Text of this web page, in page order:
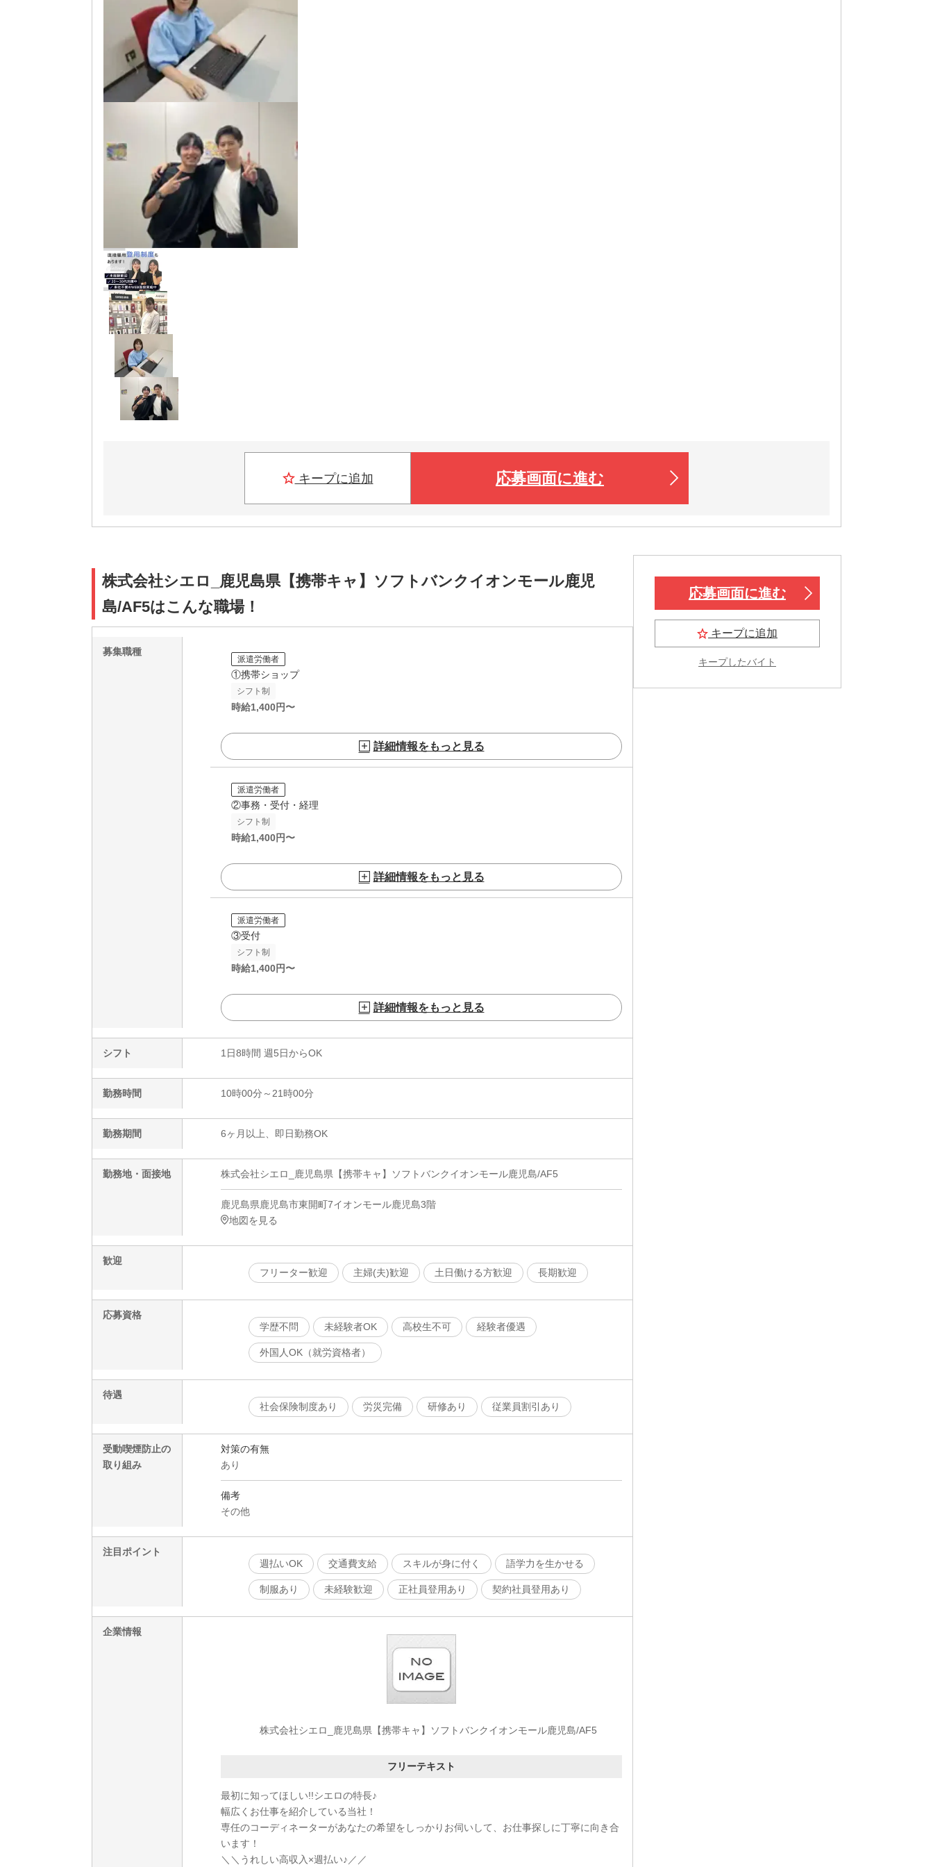
キープに追加 応募画面に進む
株式会社シエロ_鹿児島県【携帯キャ】ソフトバンクイオンモール鹿児
島/AF5はこんな職場！
募集職種
派遣労働者
①携帯ショップ
シフト制
時給1,400円〜
詳細情報をもっと見る
派遣労働者
②事務・受付・経理
シフト制
時給1,400円〜
詳細情報をもっと見る
派遣労働者
③受付
シフト制
時給1,400円〜
詳細情報をもっと見る
シフト 1日8時間 週5日からOK
勤務時間 10時00分～21時00分
勤務期間 6ヶ月以上、即日勤務OK
勤務地・面接地 株式会社シエロ_鹿児島県【携帯キャ】ソフトバンクイオンモール鹿児島/AF5
鹿児島県鹿児島市東開町7イオンモール鹿児島3階
地図を見る
歓迎
フリーター歓迎
主婦(夫)歓迎 土日働ける方歓迎 長期歓迎
応募資格
学歴不問
未経験者OK 高校生不可 経験者優遇
外国人OK（就労資格者）
待遇
社会保険制度あり
労災完備 研修あり 従業員割引あり
受動喫煙防止の
取り組み
対策の有無
あり
備考
その他
注目ポイント
週払いOK
交通費支給 スキルが身に付く 語学力を生かせる
制服あり 未経験歓迎 正社員登用あり 契約社員登用あり
企業情報
株式会社シエロ_鹿児島県【携帯キャ】ソフトバンクイオンモール鹿児島/AF5
フリーテキスト
最初に知ってほしい!!シエロの特長♪
幅広くお仕事を紹介している当社！
専任のコーディネーターがあなたの希望をしっかりお伺いして、お仕事探しに丁寧に向き合
います！
＼＼うれしい高収入×週払い♪／／
応募画面に進む
キープに追加
キープしたバイト